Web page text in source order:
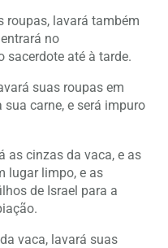
roupas, lavará também
no
sacerdote até à tarde.
suas roupas em
carne, e será impuro
as cinzas da vaca, e as
lugar limpo, e as
de Israel para a
vaca, lavará suas